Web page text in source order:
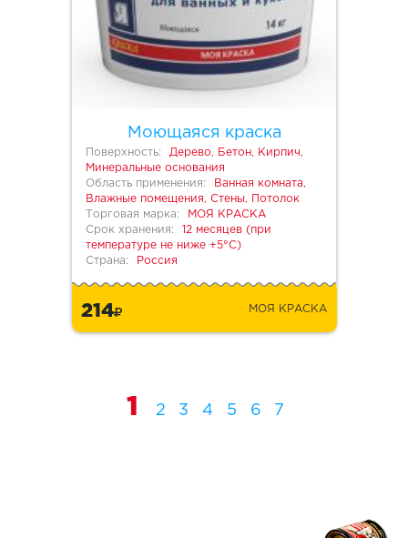
Моющаяся краска
Поверхность:
Дерево, Бетон, Кирпич,
Минеральные основания
Область применения:
Ванная комната,
Влажные помещения, Стены, Потолок
Торговая марка:
МОЯ КРАСКА
Срок хранения:
12 месяцев (при
температуре не ниже +5°С)
Страна:
Россия
214 МОЯ КРАСКА
1 2 3 4 5 6 7